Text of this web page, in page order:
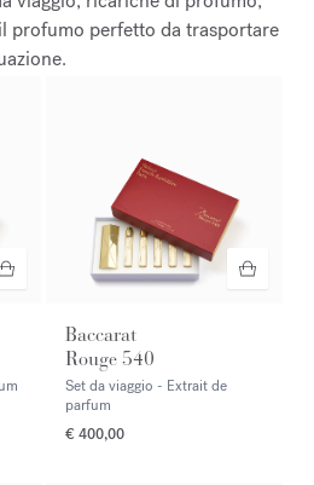
profumo perfetto da trasportare
Baccarat
Rouge 540
Set da viaggio - Extrait de
parfum
€ 400,00